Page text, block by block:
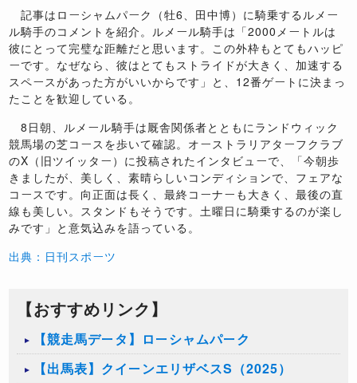
記事はローシャムパーク（牡6、田中博）に騎乗するルメー
ル騎手のコメントを紹介。ルメール騎手は「2000メートルは
彼にとって完璧な距離だと思います。この外枠もとてもハッピ
ーです。なぜなら、彼はとてもストライドが大きく、加速する
スペースがあった方がいいからです」と、12番ゲートに決まっ
たことを歓迎している。
8日朝、ルメール騎手は厩舎関係者とともにランドウィック
競馬場の芝コースを歩いて確認。オーストラリアターフクラブ
のX（旧ツイッター）に投稿されたインタビューで、「今朝歩
きましたが、美しく、素晴らしいコンディションで、フェアな
コースです。向正面は長く、最終コーナーも大きく、最後の直
線も美しい。スタンドもそうです。土曜日に騎乗するのが楽し
みです」と意気込みを語っている。
出典：日刊スポーツ
【おすすめリンク】
【競走馬データ】ローシャムパーク
【出馬表】クイーンエリザベスS（2025）